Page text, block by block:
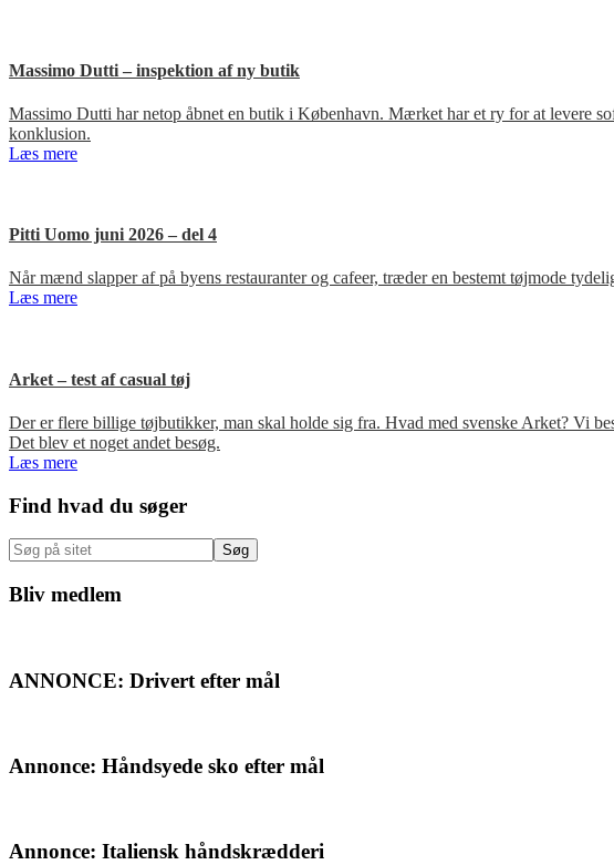
Massimo Dutti – inspektion af ny butik
Massimo Dutti har netop åbnet en butik i København. Mærket har et ry for at levere
konklusion.
Læs mere
Pitti Uomo juni 2026 – del 4
Når mænd slapper af på byens restauranter og cafeer, træder en bestemt tøjmode
Læs mere
Arket – test af casual tøj
Der er flere billige tøjbutikker, man skal holde sig fra. Hvad med svenske Arket? Vi
Det blev et noget andet besøg.
Læs mere
Primær
Sidebar
Find hvad du søger
Søg
på
sitet
Bliv medlem
ANNONCE: Drivert efter mål
Annonce: Håndsyede sko efter mål
Annonce: Italiensk håndskrædderi